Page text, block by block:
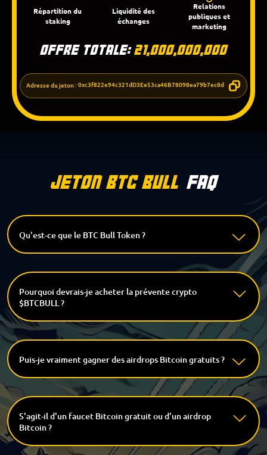
Répartition du
staking
Liquidité des
échanges
Relations
publiques et
marketing
Offre totale:21,000,000,000
Adresse du jeton: 0xc3f822e94c321dD3Ee53ca46B78098ea79b7ec8d
Jeton BTC Bull FAQ
Qu'est-ce que le BTC Bull Token ?
Pourquoi devrais-je acheter la prévente crypto
$BTCBULL ?
Puis-je vraiment gagner des airdrops Bitcoin gratuits ?
S'agit-il d'un faucet Bitcoin gratuit ou d'un airdrop
Bitcoin ?